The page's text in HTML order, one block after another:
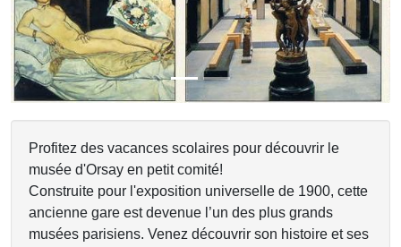
Profitez des vacances scolaires pour découvrir le
musée d'Orsay en petit comité!
Construite pour l'exposition universelle de 1900, cette
ancienne gare est devenue l’un des plus grands
musées parisiens. Venez découvrir son histoire et ses